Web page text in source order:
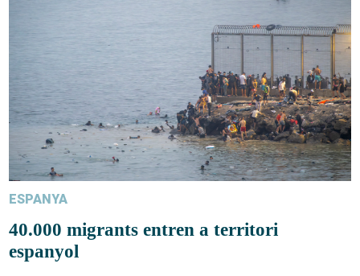
ESPANYA
40.000 migrants entren a territori
espanyol